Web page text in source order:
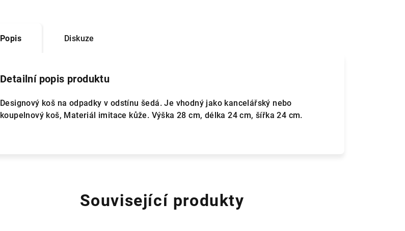
Popis Diskuze
Detailní popis produktu
Designový koš na odpadky v odstínu šedá. Je vhodný jako kancelářský nebo
koupelnový koš, Materiál imitace kůže. Výška 28 cm, délka 24 cm, šířka 24 cm.
Související produkty